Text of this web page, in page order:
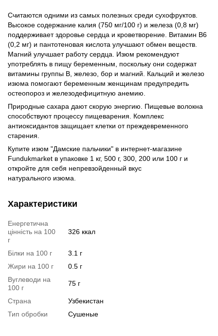
Считаются одними из самых полезных среди сухофруктов.
Высокое содержание калия (750 мг/100 г) и железа (0,8 мг)
поддерживает здоровье сердца и кроветворение. Витамин В6
(0,2 мг) и пантотеновая кислота улучшают обмен веществ.
Магний улучшает работу сердца. Изюм рекомендуют
употреблять в пищу беременным, поскольку они содержат
витамины группы В, железо, бор и магний. Кальций и железо
изюма помогают беременным женщинам предупредить
остеопороз и железодефицитную анемию.
Природные сахара дают скорую энергию. Пищевые волокна
способствуют процессу пищеварения. Комплекс
антиоксидантов защищает клетки от преждевременного
старения.
Купите изюм "Дамские пальчики" в интернет-магазине
Fundukmarket в упаковке 1 кг, 500 г, 300, 200 или 100 г и
откройте для себя непревзойденный вкус
натурального изюма.
Характеристики
Енергетична
цінність на 100
г
326 ккал
Білки на 100 г
3.1 г
Жири на 100 г
0.5 г
Вуглеводи на
100 г
75 г
Страна
Узбекистан
Тип обробки
Сушеные